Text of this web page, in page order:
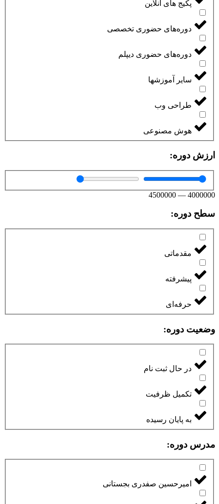
پکیج های آنلاین
دوره‌های حضوری تخصصی
دوره‌های حضوری دیپلم
سایر آموزشها
طراحی وب
هوش مصنوعی
ارزش دوره:
4000000
—
4500000
سطح دوره:
مقدماتی
پیشرفته
حرفه‌ای
وضعیت دوره:
در حال ثبت نام
تکمیل ظرفیت
به پایان رسیده
مدرس دوره:
امیرحسین صفدری بجستانی